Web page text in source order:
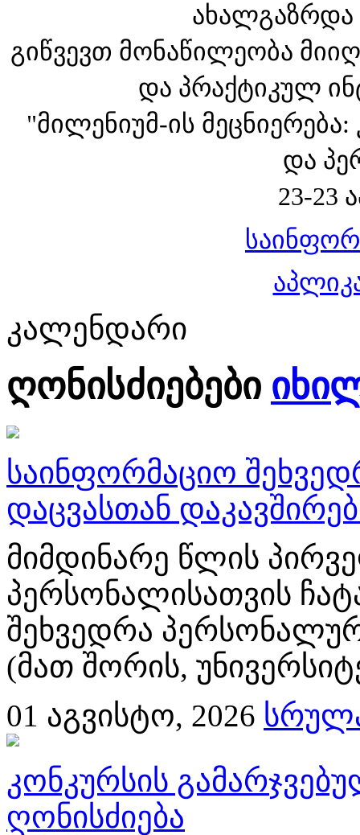
ახალგაზრდა
გიწვევთ მონაწილეობა
და პრაქტიკულ
"მილენიუმ-ის
და
23-23
კალენდარი
ღონისძიებები
საინფორმაციო
დაცვასთან
მიმდინარე წლის
პერსონალისათვის
შეხვედრა
(მათ შორის,
01 აგვისტო, 2026
კონკურსის
ღონისძიება